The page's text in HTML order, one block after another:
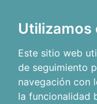
Utilizamos
Este sitio web
de seguimiento
navegación con
la funcionalidad